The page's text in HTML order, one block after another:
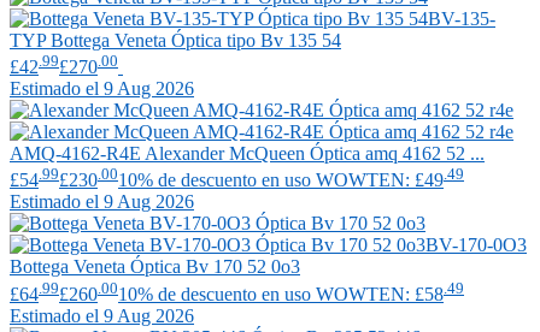
BV-135-
TYPBottega Veneta Óptica tipo Bv 135 54
£42 .99£270 .00
Estimado el 9 Aug 2026
AMQ-4162-R4E Alexander McQueen Óptica amq 4162 52 ...
£54 .99£230 .0010% de descuento en uso WOWTEN: £49 .49
Estimado el 9 Aug 2026
BV-170-0O3
Bottega Veneta Óptica Bv 170 52 0o3
£64 .99£260 .0010% de descuento en uso WOWTEN: £58 .49
Estimado el 9 Aug 2026